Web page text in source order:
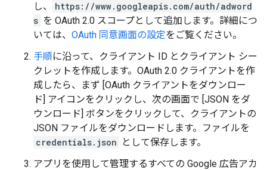
し、
https://www.googleapis.com/auth/adword
s を OAuth 2.0 スコープとして追加します。詳細につ
いては、 OAuth 同意画面の設定をご覧ください。
手順に沿って、クライアント ID とクライアント シー
クレットを作成します。OAuth 2.0 クライアントを作
成したら、まず [OAuth クライアントをダウンロー
ド] アイコンをクリックし、次の画面で [JSON をダ
ウンロード] ボタンをクリックして、クライアントの
JSON ファイルをダウンロードします。ファイルを
credentials.json
として保存します。
アプリを使用して管理するすべての Google 広告アカ